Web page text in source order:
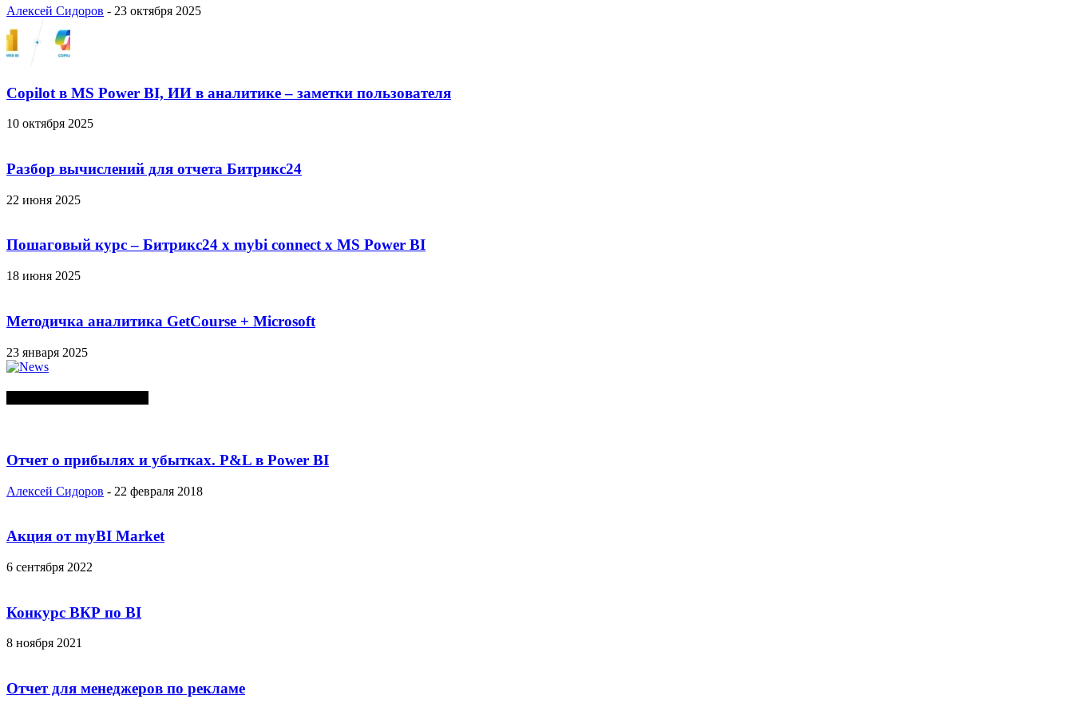
Алексей Сидоров - 23 октября 2025
Copilot в MS Power BI, ИИ в аналитике – заметки пользователя
10 октября 2025
Разбор вычислений для отчета Битрикс24
22 июня 2025
Пошаговый курс – Битрикс24 х mybi connect х MS Power BI
18 июня 2025
Методичка аналитика GetCourse + Microsoft
23 января 2025
Отчет о прибылях и убытках. P&L в Power BI
Алексей Сидоров - 22 февраля 2018
Акция от myBI Market
6 сентября 2022
Конкурс ВКР по BI
8 ноября 2021
Отчет для менеджеров по рекламе